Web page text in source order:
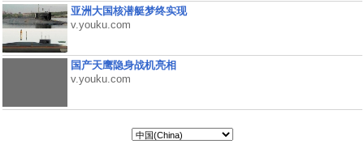
亚洲大国核潜艇梦终实现
v.youku.com
国产天鹰隐身战机亮相
v.youku.com